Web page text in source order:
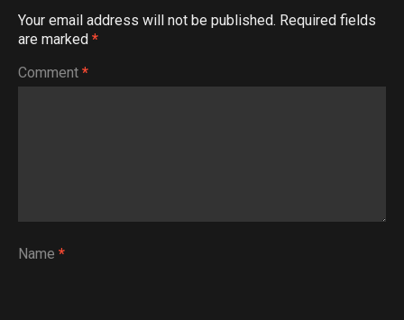
Your email address will not be published. Required fields
are marked *
Comment *
Name *